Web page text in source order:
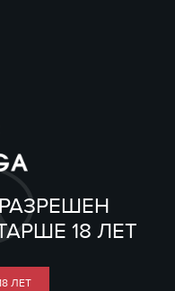
18 ЛЕТ
ЛЕТ